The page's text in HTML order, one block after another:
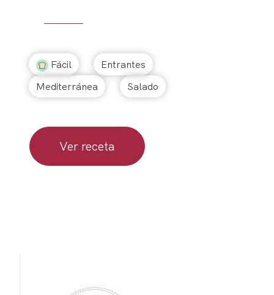
Fácil
Entrantes
Mediterránea
Salado
Ver receta